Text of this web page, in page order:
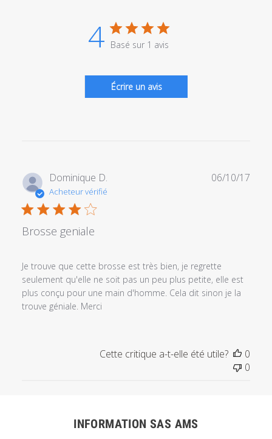
4 Basé sur 1 avis
Écrire un avis
Dominique D.
Acheteur vérifié
Brosse geniale
Je trouve que cette brosse est très bien, je regrette
seulement qu'elle ne soit pas un peu plus petite, elle est
plus conçu pour une main d'homme. Cela dit sinon je la
trouve géniale. Merci
06/10/17
Cette critique a-t-elle été utile?
0
0
INFORMATION SAS AMS